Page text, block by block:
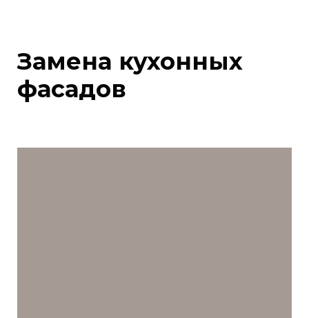
Замена кухонных
фасадов